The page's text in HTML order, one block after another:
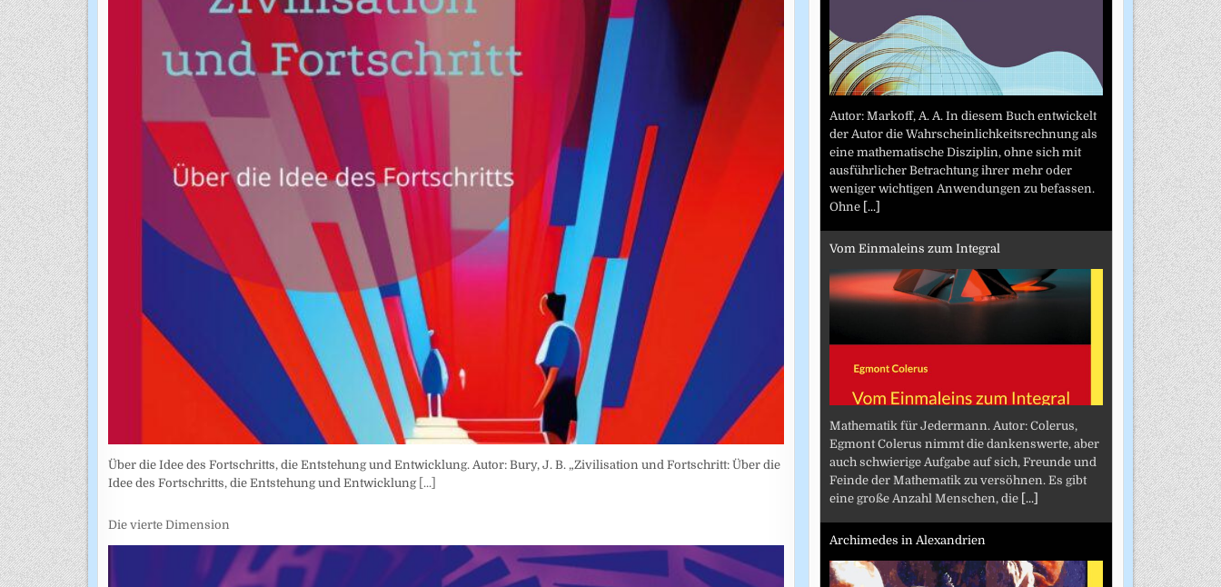
Über die Idee des Fortschritts, die Entstehung und Entwicklung. Autor: Bury, J. B. „Zivilisation und Fortschritt: Über die
Idee des Fortschritts, die Entstehung und Entwicklung [...]
Die vierte Dimension
Autor: Markoff, A. A. In diesem Buch entwickelt
der Autor die Wahrscheinlichkeitsrechnung als
eine mathematische Disziplin, ohne sich mit
ausführlicher Betrachtung ihrer mehr oder
weniger wichtigen Anwendungen zu befassen.
Ohne [...]
Vom Einmaleins zum Integral
Mathematik für Jedermann. Autor: Colerus,
Egmont Colerus nimmt die dankenswerte, aber
auch schwierige Aufgabe auf sich, Freunde und
Feinde der Mathematik zu versöhnen. Es gibt
eine große Anzahl Menschen, die [...]
Archimedes in Alexandrien